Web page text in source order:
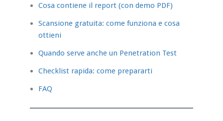
Cosa contiene il report (con demo PDF)
Scansione gratuita: come funziona e cosa
ottieni
Quando serve anche un Penetration Test
Checklist rapida: come prepararti
FAQ